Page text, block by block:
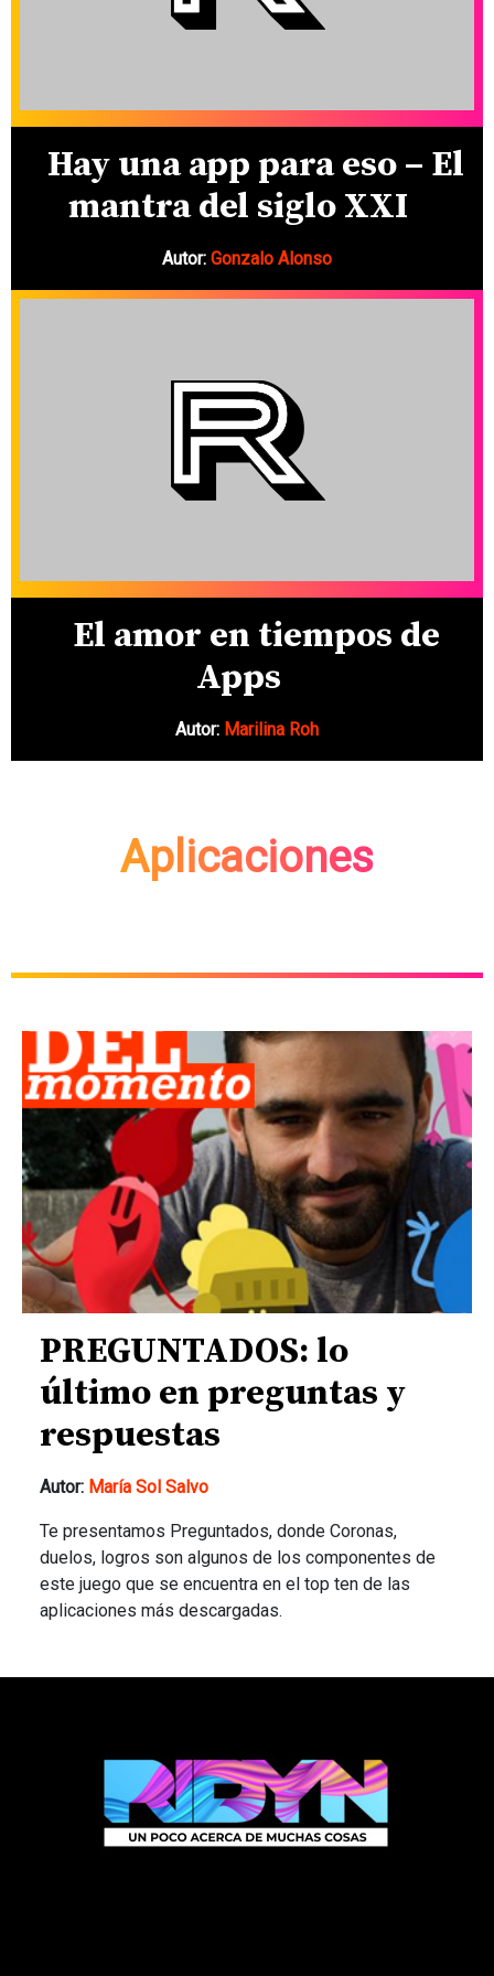
Hay una app para eso – El
mantra del siglo XXI
Autor: Gonzalo Alonso
El amor en tiempos de
Apps
Autor: Marilina Roh
Aplicaciones
PREGUNTADOS: lo
último en preguntas y
respuestas
Autor: María Sol Salvo
Te presentamos Preguntados, donde Coronas,
duelos, logros son algunos de los componentes de
este juego que se encuentra en el top ten de las
aplicaciones más descargadas.